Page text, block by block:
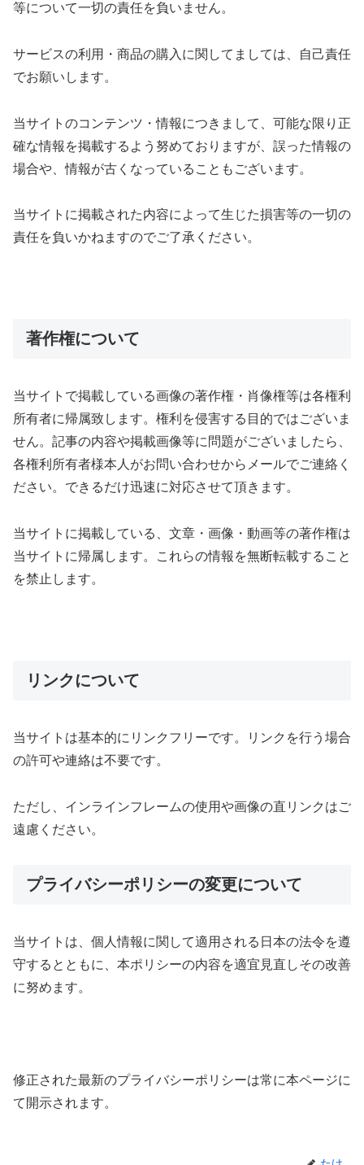
等について一切の責任を負いません。
サービスの利用・商品の購入に関してましては、自己責任
でお願いします。
当サイトのコンテンツ・情報につきまして、可能な限り正
確な情報を掲載するよう努めておりますが、誤った情報の
場合や、情報が古くなっていることもございます。
当サイトに掲載された内容によって生じた損害等の一切の
責任を負いかねますのでご了承ください。
著作権について
当サイトで掲載している画像の著作権・肖像権等は各権利
所有者に帰属致します。権利を侵害する目的ではございま
せん。記事の内容や掲載画像等に問題がございましたら、
各権利所有者様本人がお問い合わせからメールでご連絡く
ださい。できるだけ迅速に対応させて頂きます。
当サイトに掲載している、文章・画像・動画等の著作権は
当サイトに帰属します。これらの情報を無断転載すること
を禁止します。
リンクについて
当サイトは基本的にリンクフリーです。リンクを行う場合
の許可や連絡は不要です。
ただし、インラインフレームの使用や画像の直リンクはご
遠慮ください。
プライバシーポリシーの変更について
当サイトは、個人情報に関して適用される日本の法令を遵
守するとともに、本ポリシーの内容を適宜見直しその改善
に努めます。
修正された最新のプライバシーポリシーは常に本ページに
て開示されます。